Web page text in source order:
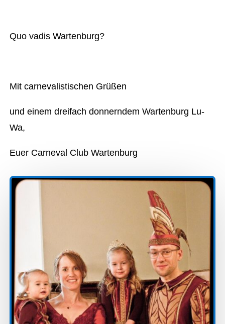
Quo vadis Wartenburg?
Mit carnevalistischen Grüßen
und einem dreifach donnerndem Wartenburg Lu-
Wa,
Euer Carneval Club Wartenburg